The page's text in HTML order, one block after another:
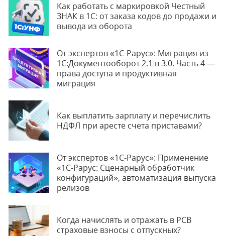
Как работать с маркировкой Честный
ЗНАК в 1С: от заказа кодов до продажи и
вывода из оборота
От экспертов «1С-Рарус»: Миграция из
1С:Документооборот 2.1 в 3.0. Часть 4 —
права доступа и продуктивная
миграция
Как выплатить зарплату и перечислить
НДФЛ при аресте счета приставами?
От экспертов «1С-Рарус»: Применение
«1С-Рарус: Сценарный обработчик
конфигураций», автоматизация выпуска
релизов
Когда начислять и отражать в РСВ
страховые взносы с отпускных?